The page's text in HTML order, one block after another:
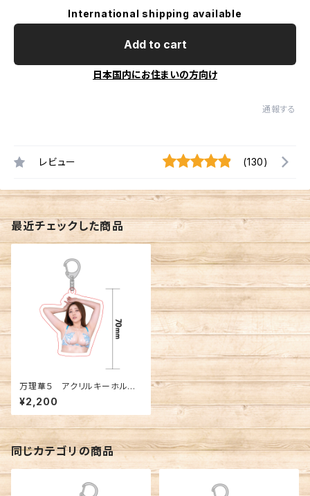
International shipping available
Add to cart
日本国内にお住まいの方向け
通報する
レビュー (130)
最近チェックした商品
万理華５ アクリルキーホルダ
ー
¥2,200
同じカテゴリの商品